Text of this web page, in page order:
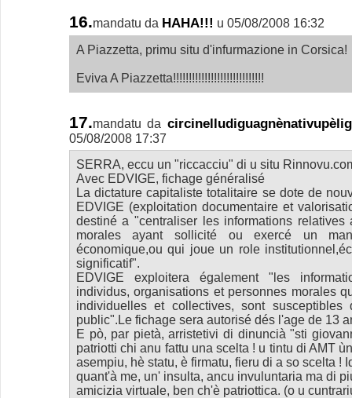
16.mandatu da HAHA!!! u 05/08/2008 16:32
A Piazzetta, primu situ d'infurmazione in Corsica!
Eviva A Piazzetta!!!!!!!!!!!!!!!!!!!!!!!!!!!!!
17.mandatu da
05/08/2008 17:37
SERRA, eccu un "riccacciu" di u situ
Avec EDVIGE, fichage généralisé
La dictature capitaliste totalitaire se dote de
EDVIGE (exploitation documentaire et
destiné a "centraliser les informations relatives
morales ayant sollicité ou exercé un
économique,ou qui joue un role
significatif".
EDVIGE exploitera également "les
individus, organisations et personnes morales
individuelles et collectives, sont
public".Le fichage sera autorisé dés l'age de 13
E pò, par pietà, arristetivi di dinuncià "sti
patriotti chi anu fattu una scelta ! u tintu di AMT
asempiu, hè statu, è firmatu, fieru di a so scelta !
quant'à me, un' insulta, ancu invuluntaria ma di
amicizia virtuale, ben ch'è patriottica. (o u